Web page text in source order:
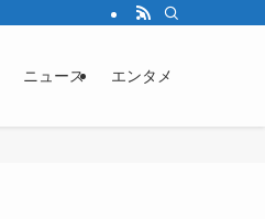
ニュース エンタメ